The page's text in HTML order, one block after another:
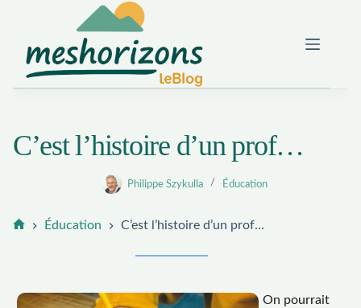
contenu
C’est l’histoire d’un prof…
Philippe Szykulla Éducation
Éducation C’est l’histoire d’un prof…
On pourrait